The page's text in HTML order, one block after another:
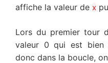
affiche la valeur de x
Lors du premier tour
valeur 0 qui est bien
donc dans la boucle,